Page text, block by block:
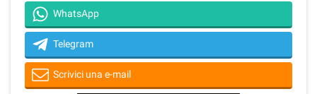
WhatsApp
Telegram
Scrivici una e-mail